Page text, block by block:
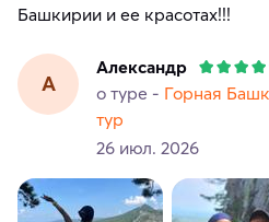
Башкирии и ее красотах!!!
А
Александр
о туре - Горная
тур
26 июл. 2026